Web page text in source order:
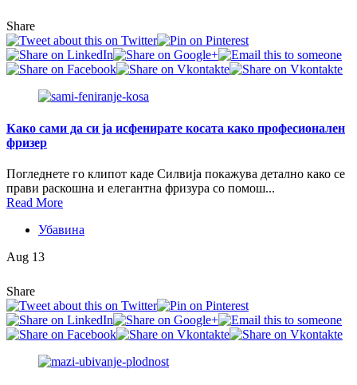
Share
Како сами да си ја исфенирате косата како професионален
фризер
Погледнете го клипот каде Силвија покажува детално како се
прави раскошна и елегантна фризура со помош...
Read More
Убавина
Aug 13
Share